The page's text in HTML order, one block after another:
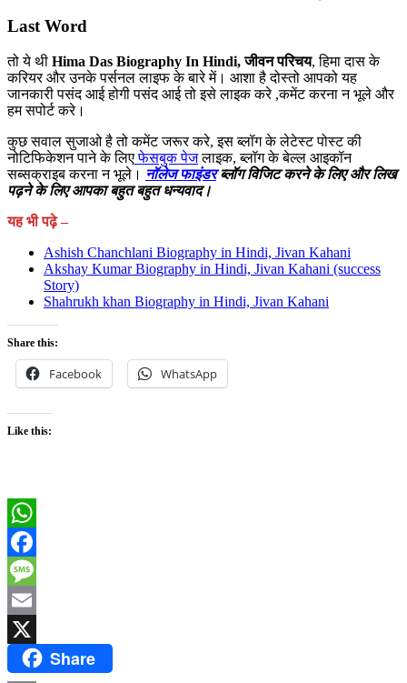
Last Word
तो ये थी Hima Das Biography In Hindi, जीवन परिचय, हिमा दास के
करियर और उनके पर्सनल लाइफ के बारे में। आशा है दोस्तो आपको यह
जानकारी पसंद आई होगी पसंद आई तो इसे लाइक करे ,कमेंट करना न भूले और
हम सपोर्ट करे।
कुछ सवाल सुजाओ है तो कमेंट जरूर करे, इस ब्लॉग के लेटेस्ट पोस्ट की
नोटिफिकेशन पाने के लिएफेसबुक पेजलाइक, ब्लॉग के बेल्ल आइकॉन
सब्सक्राइब करना न भूले। नॉलेज फाइंडरब्लॉग विजिट करने के लिए और लिख
पढ़ने के लिए आपका बहुत बहुत धन्यवाद।
यह भी पढ़े –
Ashish Chanchlani Biography in Hindi, Jivan Kahani
Akshay Kumar Biography in Hindi, Jivan Kahani (success
Story)
Shahrukh khan Biography in Hindi, Jivan Kahani
Share this:
Facebook WhatsApp
Like this:
WhatsApp
Facebook
Message
Email
Share